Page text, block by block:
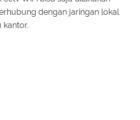
dengan jaringan lokal
kantor.